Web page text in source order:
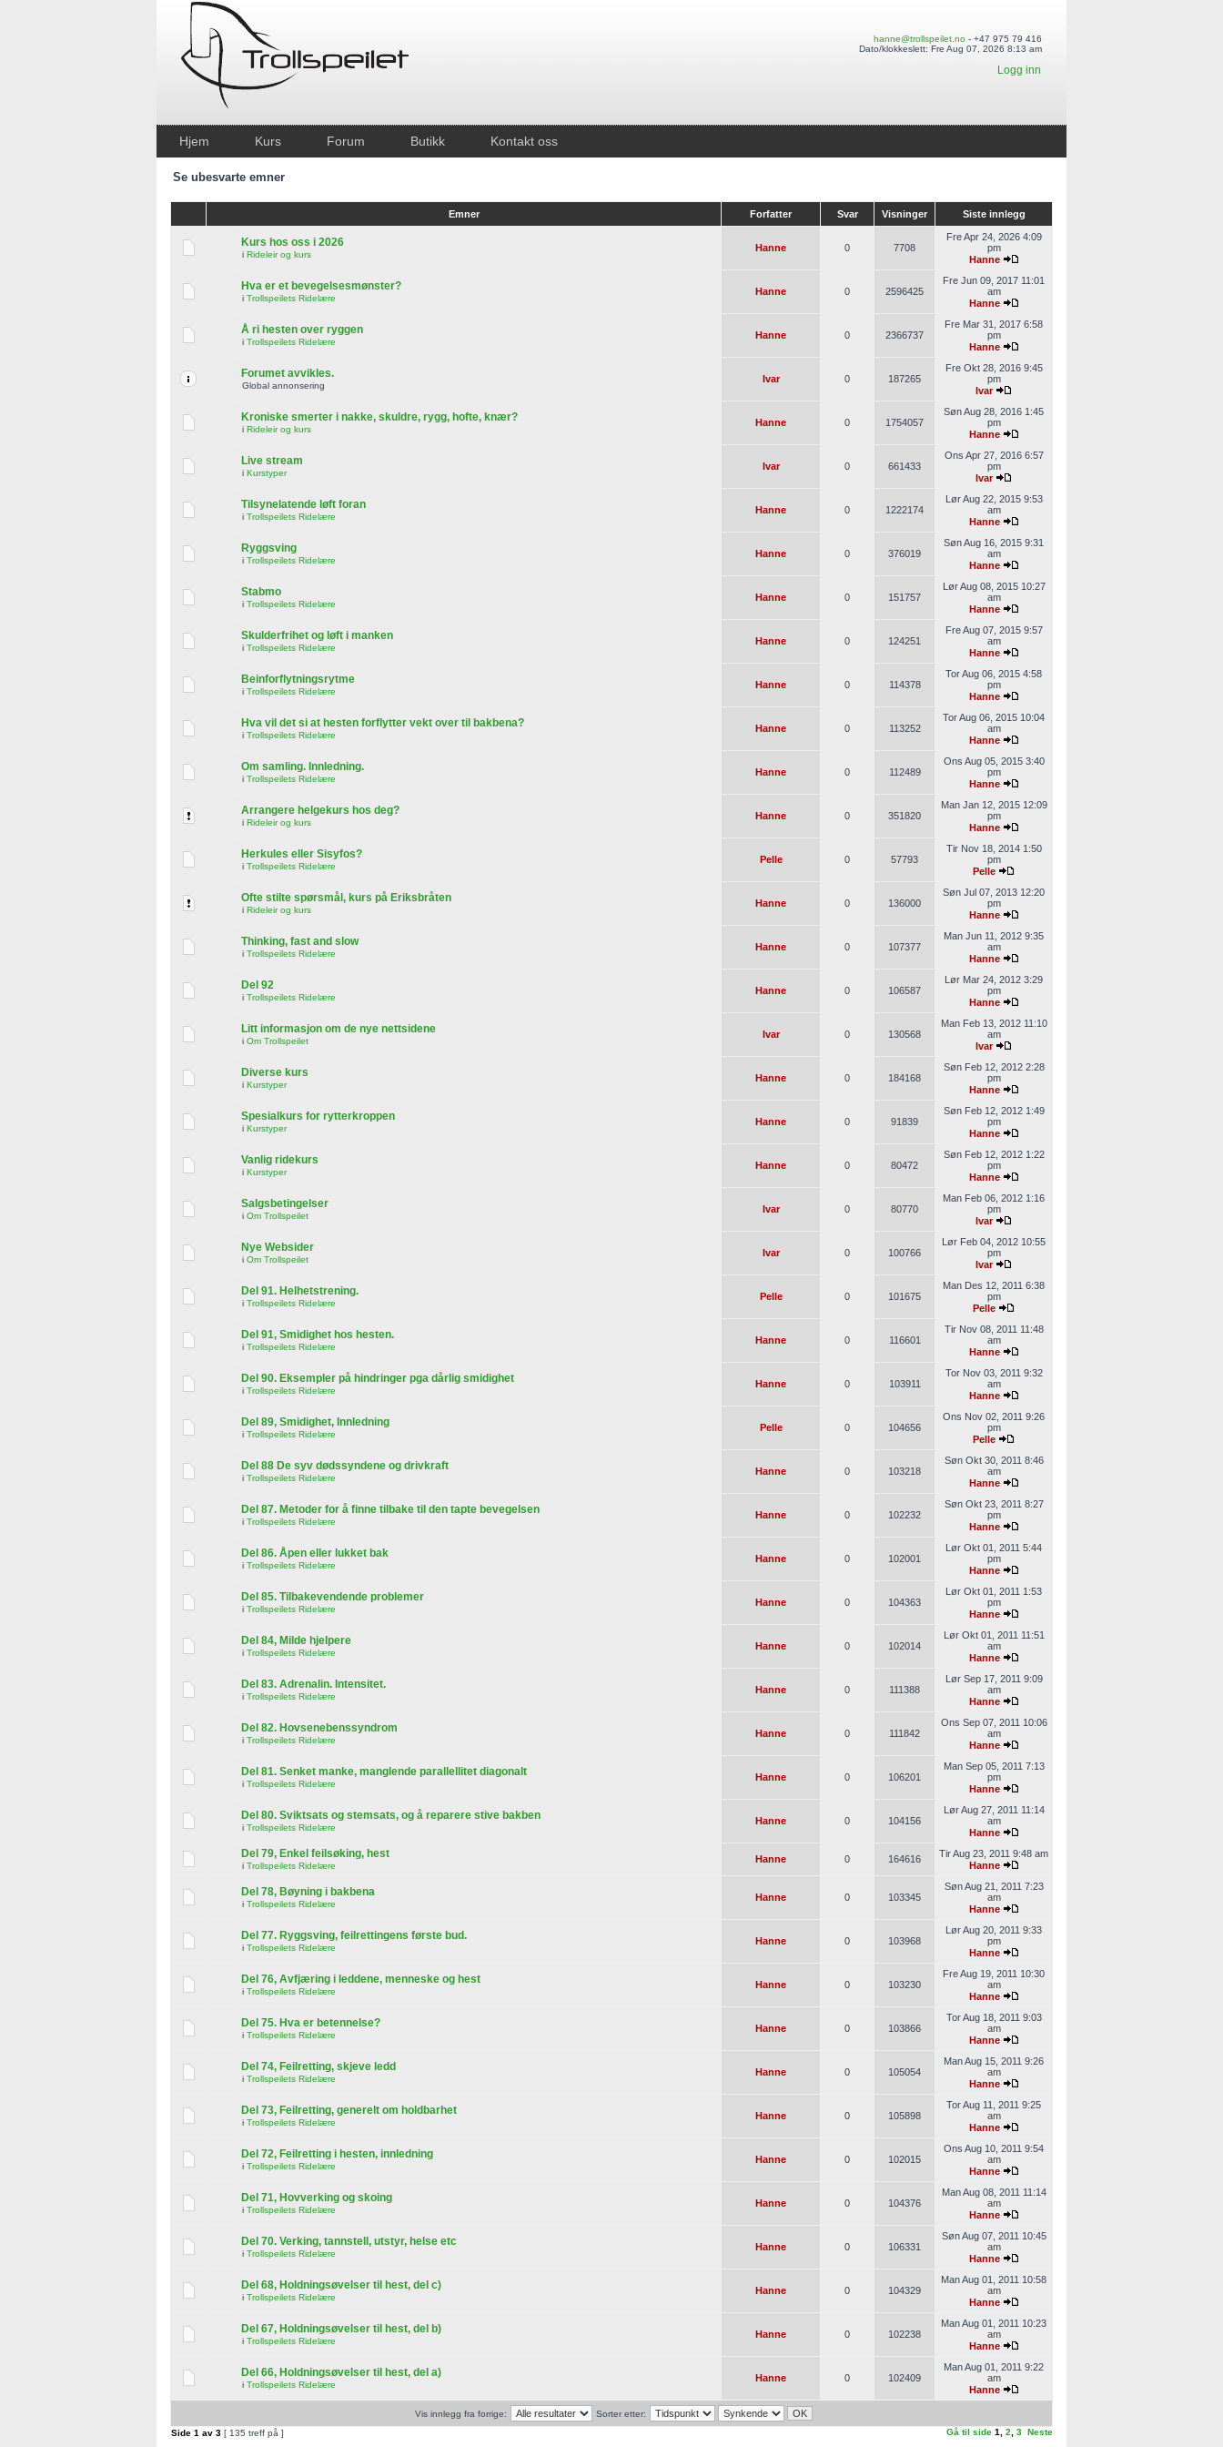
hanne@trollspeilet.no - +47 975 79 416
Dato/klokkeslett: Fre Aug 07, 2026 8:13 am
Logg inn
Hjem Kurs Forum Butikk Kontakt oss
Se ubesvarte emner
Emner Forfatter Svar Visninger Siste innlegg
Kurs hos oss i 2026
i Rideleir og kurs
Hanne 0 7708
Fre Apr 24, 2026 4:09
pm
Hanne
Hva er et bevegelsesmønster?
i Trollspeilets Ridelære
Hanne 0 2596425
Fre Jun 09, 2017 11:01
am
Hanne
Å ri hesten over ryggen
i Trollspeilets Ridelære
Hanne 0 2366737
Fre Mar 31, 2017 6:58
pm
Hanne
Forumet avvikles.
Global annonsering
Ivar 0 187265
Fre Okt 28, 2016 9:45
pm
Ivar
Kroniske smerter i nakke, skuldre, rygg, hofte, knær?
i Rideleir og kurs
Hanne 0 1754057
Søn Aug 28, 2016 1:45
pm
Hanne
Live stream
i Kurstyper
Ivar 0 661433
Ons Apr 27, 2016 6:57
pm
Ivar
Tilsynelatende løft foran
i Trollspeilets Ridelære
Hanne 0 1222174
Lør Aug 22, 2015 9:53
am
Hanne
Ryggsving
i Trollspeilets Ridelære
Hanne 0 376019
Søn Aug 16, 2015 9:31
am
Hanne
Stabmo
i Trollspeilets Ridelære
Hanne 0 151757
Lør Aug 08, 2015 10:27
am
Hanne
Skulderfrihet og løft i manken
i Trollspeilets Ridelære
Hanne 0 124251
Fre Aug 07, 2015 9:57
am
Hanne
Beinforflytningsrytme
i Trollspeilets Ridelære
Hanne 0 114378
Tor Aug 06, 2015 4:58
pm
Hanne
Hva vil det si at hesten forflytter vekt over til bakbena?
i Trollspeilets Ridelære
Hanne 0 113252
Tor Aug 06, 2015 10:04
am
Hanne
Om samling. Innledning.
i Trollspeilets Ridelære
Hanne 0 112489
Ons Aug 05, 2015 3:40
pm
Hanne
Arrangere helgekurs hos deg?
i Rideleir og kurs
Hanne 0 351820
Man Jan 12, 2015 12:09
pm
Hanne
Herkules eller Sisyfos?
i Trollspeilets Ridelære
Pelle 0 57793
Tir Nov 18, 2014 1:50
pm
Pelle
Ofte stilte spørsmål, kurs på Eriksbråten
i Rideleir og kurs
Hanne 0 136000
Søn Jul 07, 2013 12:20
pm
Hanne
Thinking, fast and slow
i Trollspeilets Ridelære
Hanne 0 107377
Man Jun 11, 2012 9:35
am
Hanne
Del 92
i Trollspeilets Ridelære
Hanne 0 106587
Lør Mar 24, 2012 3:29
pm
Hanne
Litt informasjon om de nye nettsidene
i Om Trollspeilet
Ivar 0 130568
Man Feb 13, 2012 11:10
am
Ivar
Diverse kurs
i Kurstyper
Hanne 0 184168
Søn Feb 12, 2012 2:28
pm
Hanne
Spesialkurs for rytterkroppen
i Kurstyper
Hanne 0 91839
Søn Feb 12, 2012 1:49
pm
Hanne
Vanlig ridekurs
i Kurstyper
Hanne 0 80472
Søn Feb 12, 2012 1:22
pm
Hanne
Salgsbetingelser
i Om Trollspeilet
Ivar 0 80770
Man Feb 06, 2012 1:16
pm
Ivar
Nye Websider
i Om Trollspeilet
Ivar 0 100766
Lør Feb 04, 2012 10:55
pm
Ivar
Del 91. Helhetstrening.
i Trollspeilets Ridelære
Pelle 0 101675
Man Des 12, 2011 6:38
pm
Pelle
Del 91, Smidighet hos hesten.
i Trollspeilets Ridelære
Hanne 0 116601
Tir Nov 08, 2011 11:48
am
Hanne
Del 90. Eksempler på hindringer pga dårlig smidighet
i Trollspeilets Ridelære
Hanne 0 103911
Tor Nov 03, 2011 9:32
am
Hanne
Del 89, Smidighet, Innledning
i Trollspeilets Ridelære
Pelle 0 104656
Ons Nov 02, 2011 9:26
pm
Pelle
Del 88 De syv dødssyndene og drivkraft
i Trollspeilets Ridelære
Hanne 0 103218
Søn Okt 30, 2011 8:46
am
Hanne
Del 87. Metoder for å finne tilbake til den tapte bevegelsen
i Trollspeilets Ridelære
Hanne 0 102232
Søn Okt 23, 2011 8:27
pm
Hanne
Del 86. Åpen eller lukket bak
i Trollspeilets Ridelære
Hanne 0 102001
Lør Okt 01, 2011 5:44
pm
Hanne
Del 85. Tilbakevendende problemer
i Trollspeilets Ridelære
Hanne 0 104363
Lør Okt 01, 2011 1:53
pm
Hanne
Del 84, Milde hjelpere
i Trollspeilets Ridelære
Hanne 0 102014
Lør Okt 01, 2011 11:51
am
Hanne
Del 83. Adrenalin. Intensitet.
i Trollspeilets Ridelære
Hanne 0 111388
Lør Sep 17, 2011 9:09
am
Hanne
Del 82. Hovsenebenssyndrom
i Trollspeilets Ridelære
Hanne 0 111842
Ons Sep 07, 2011 10:06
am
Hanne
Del 81. Senket manke, manglende parallellitet diagonalt
i Trollspeilets Ridelære
Hanne 0 106201
Man Sep 05, 2011 7:13
pm
Hanne
Del 80. Sviktsats og stemsats, og å reparere stive bakben
i Trollspeilets Ridelære
Hanne 0 104156
Lør Aug 27, 2011 11:14
am
Hanne
Del 79, Enkel feilsøking, hest
i Trollspeilets Ridelære
Hanne 0 164616
Tir Aug 23, 2011 9:48 am
Hanne
Del 78, Bøyning i bakbena
i Trollspeilets Ridelære
Hanne 0 103345
Søn Aug 21, 2011 7:23
am
Hanne
Del 77. Ryggsving, feilrettingens første bud.
i Trollspeilets Ridelære
Hanne 0 103968
Lør Aug 20, 2011 9:33
pm
Hanne
Del 76, Avfjæring i leddene, menneske og hest
i Trollspeilets Ridelære
Hanne 0 103230
Fre Aug 19, 2011 10:30
am
Hanne
Del 75. Hva er betennelse?
i Trollspeilets Ridelære
Hanne 0 103866
Tor Aug 18, 2011 9:03
am
Hanne
Del 74, Feilretting, skjeve ledd
i Trollspeilets Ridelære
Hanne 0 105054
Man Aug 15, 2011 9:26
am
Hanne
Del 73, Feilretting, generelt om holdbarhet
i Trollspeilets Ridelære
Hanne 0 105898
Tor Aug 11, 2011 9:25
am
Hanne
Del 72, Feilretting i hesten, innledning
i Trollspeilets Ridelære
Hanne 0 102015
Ons Aug 10, 2011 9:54
am
Hanne
Del 71, Hovverking og skoing
i Trollspeilets Ridelære
Hanne 0 104376
Man Aug 08, 2011 11:14
am
Hanne
Del 70. Verking, tannstell, utstyr, helse etc
i Trollspeilets Ridelære
Hanne 0 106331
Søn Aug 07, 2011 10:45
am
Hanne
Del 68, Holdningsøvelser til hest, del c)
i Trollspeilets Ridelære
Hanne 0 104329
Man Aug 01, 2011 10:58
am
Hanne
Del 67, Holdningsøvelser til hest, del b)
i Trollspeilets Ridelære
Hanne 0 102238
Man Aug 01, 2011 10:23
am
Hanne
Del 66, Holdningsøvelser til hest, del a)
i Trollspeilets Ridelære
Hanne 0 102409
Man Aug 01, 2011 9:22
am
Hanne
Vis innlegg fra forrige:
Sorter etter:
Side 1 av 3 [ 135 treff på ] Gå til side 1 2 3 Neste